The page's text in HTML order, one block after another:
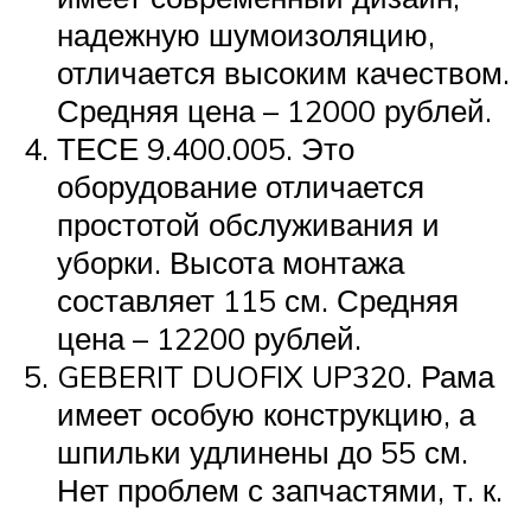
надежную шумоизоляцию,
отличается высоким качеством.
Средняя цена – 12000 рублей.
ТЕСЕ 9.400.005. Это
оборудование отличается
простотой обслуживания и
уборки. Высота монтажа
составляет 115 см. Средняя
цена – 12200 рублей.
GEBERIT DUOFIX UP320. Рама
имеет особую конструкцию, а
шпильки удлинены до 55 см.
Нет проблем с запчастями, т. к.